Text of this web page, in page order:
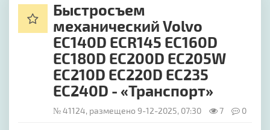
​Быстросъем
механический Volvo
EC140D ECR145 EC160D
EC180D EC200D EC205W
EC210D EC220D EC235
EC240D - «Транспорт»
№ 41124, размещено 9-12-2025, 07:30 7 0